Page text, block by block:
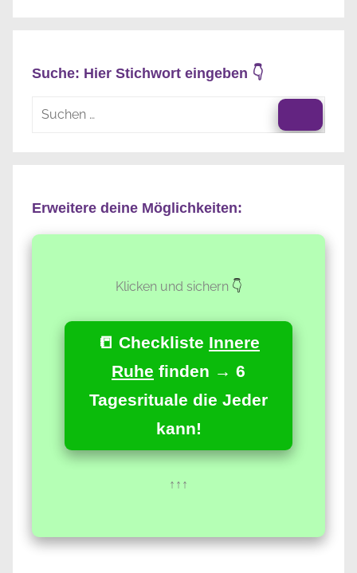
Suche: Hier Stichwort eingeben 👇
Suchen
Erweitere deine Möglichkeiten:
Klicken und sichern👇
📒 Checkliste Innere
Ruhe finden → 6
Tagesrituale die Jeder
kann!
↑↑↑